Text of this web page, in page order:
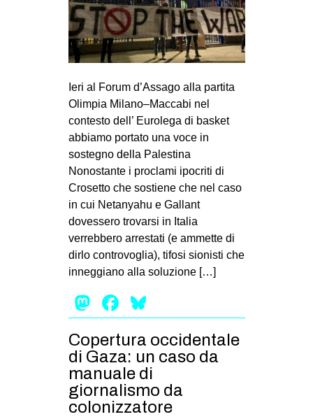
MILANO
MOBILITAZIONI
SPORT POPOLARE
MOVIMENTI
ANTIFASCISMO
DIRITTO ALL’ABITARE
GENERI
MIGRAZIONI
PRECARIATO
STUDENTI
CULTURE
ARTE
CINEMA
MANIFESTI
Ieri al Forum d’Assago alla partita
Olimpia Milano–Maccabi nel
contesto dell’ Eurolega di basket
abbiamo portato una voce in
sostegno della Palestina
Nonostante i proclami ipocriti di
Crosetto che sostiene che nel caso
in cui Netanyahu e Gallant
dovessero trovarsi in Italia
verrebbero arrestati (e ammette di
dirlo controvoglia), tifosi sionisti che
inneggiano alla soluzione […]
Mastodon
Facebook
Copertura occidentale
di Gaza: un caso da
manuale di
giornalismo da
colonizzatore